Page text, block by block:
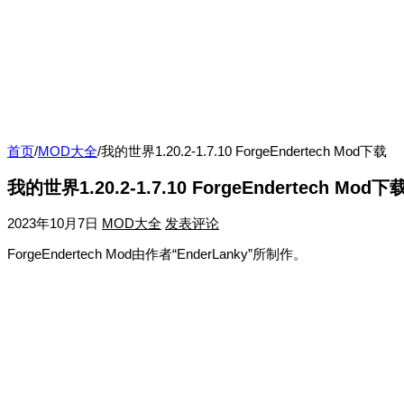
首页/MOD大全/我的世界1.20.2-1.7.10 ForgeEndertech Mod下载
我的世界1.20.2-1.7.10 ForgeEndertech Mod下
2023年10月7日 MOD大全 发表评论
ForgeEndertech Mod由作者“EnderLanky”所制作。